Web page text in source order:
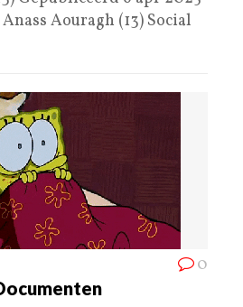
Aouragh (13) Social
0